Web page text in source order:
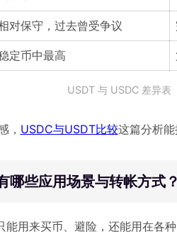
对保守，过去曾受争议
定币中最高
USDT 与 USDC 差异表
， USDC与USDT比较这篇分析能
哪些应用场景与转帐方式？
用来买币、避险，还能用在各种